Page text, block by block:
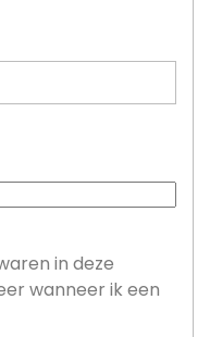
in deze
wanneer ik een